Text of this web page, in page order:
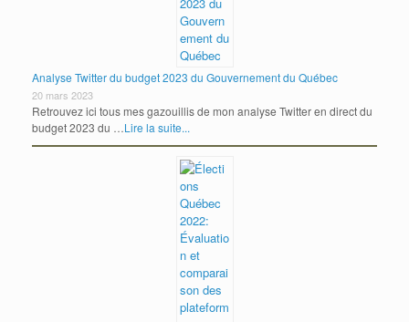
Analyse Twitter du budget 2023 du Gouvernement du Québec
20 mars 2023
Retrouvez ici tous mes gazouillis de mon analyse Twitter en direct du
budget 2023 du …Lire la suite...